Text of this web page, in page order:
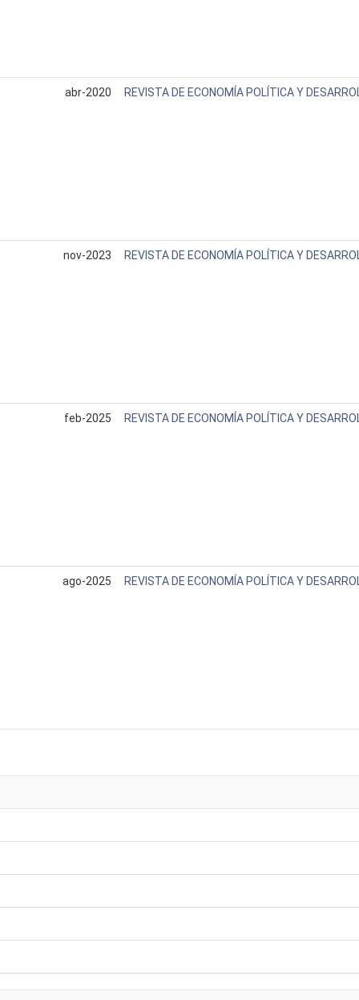
abr-2020 REVISTA DE ECONOMÍA POLÍTICA Y
nov-2023 REVISTA DE ECONOMÍA POLÍTICA Y
feb-2025 REVISTA DE ECONOMÍA POLÍTICA Y
ago-2025 REVISTA DE ECONOMÍA POLÍTICA Y